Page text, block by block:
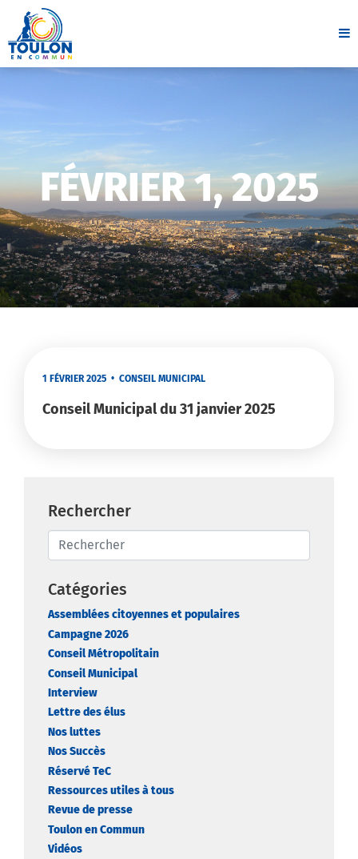
FÉVRIER 1, 2025
1 FÉVRIER 2025 • CONSEIL MUNICIPAL
Conseil Municipal du 31 janvier 2025
Rechercher
Catégories
Assemblées citoyennes et populaires
Campagne 2026
Conseil Métropolitain
Conseil Municipal
Interview
Lettre des élus
Nos luttes
Nos Succès
Réservé TeC
Ressources utiles à tous
Revue de presse
Toulon en Commun
Vidéos